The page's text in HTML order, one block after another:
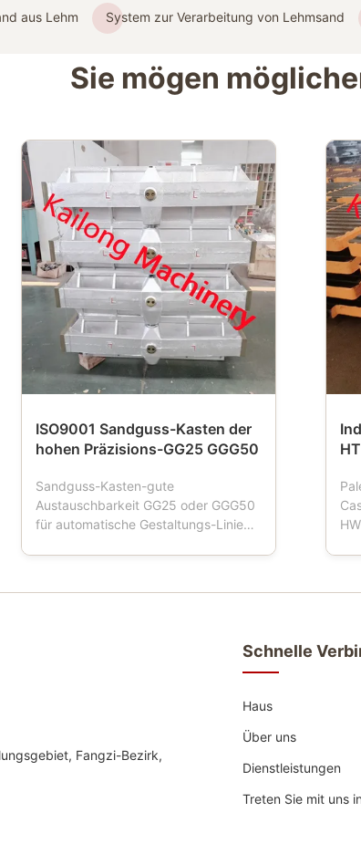
aus Lehm System zur Verarbeitung von Lehmsand
Sie mögen
ISO9001 Sandguss-Kasten der
hohen Präzisions-GG25 GGG50
Sandguss-Kasten-gute
Austauschbarkeit GG25 oder GGG50
für automatische Gestaltungs-Linie
Fangzi-Bezirk,
Schnelle
Haus
Über uns
Dienstleistungen
Treten Sie mit uns